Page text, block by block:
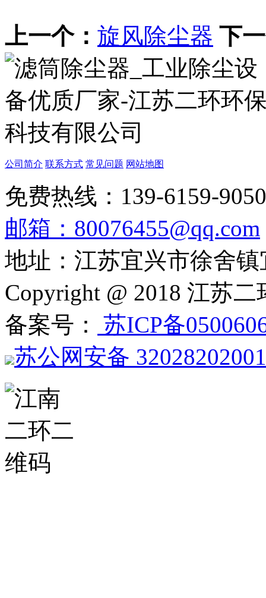
上一个： 旋风除尘器 下
公司简介 联系方式 常见问题 网站地图
免费热线：139-6159-9050
邮箱：80076455@qq.com
地址：江苏宜兴市徐舍
Copyright @ 2018 江苏
备案号：
苏ICP备
苏公网安备